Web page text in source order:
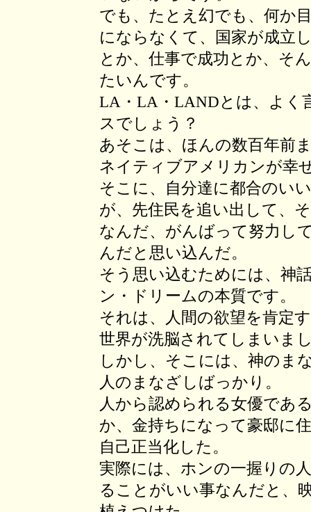
でも、たとえ幻でも、何か
にならなくて、国家が成立
とか、仕事で成功とか、そ
たいんです。
LA・LA・LANDとは、よく
スでしょう？
あそこは、ほんの数百年前
ネイティブアメリカンが幸
そこに、自分達に都合のい
が、先住民を追い出して、
なんだ、がんばって努力し
んだと思い込んだ。
そう思い込むためには、神
ン・ドリームの本質です。
それは、人間の欲望を肯定
世界が洗脳されてしまいま
しかし、そこには、神のま
人のまなざしばっかり。
人から認められる女優であ
か、金持ちになって豪邸に
自己正当化した。
実際には、ホンの一握りの
ることがいい事なんだと、